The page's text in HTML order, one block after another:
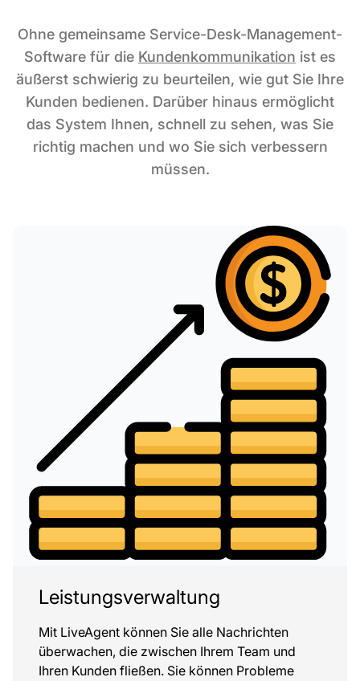
Ohne gemeinsame Service-Desk-Management-
Software für die Kundenkommunikation ist es
äußerst schwierig zu beurteilen, wie gut Sie Ihre
Kunden bedienen. Darüber hinaus ermöglicht
das System Ihnen, schnell zu sehen, was Sie
richtig machen und wo Sie sich verbessern
müssen.
Leistungsverwaltung
Mit LiveAgent können Sie alle Nachrichten
überwachen, die zwischen Ihrem Team und
Ihren Kunden fließen. Sie können Probleme